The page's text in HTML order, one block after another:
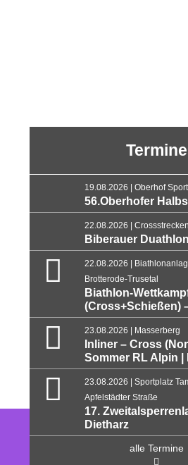
Termine
19.08.2026 | Oberhof
56.Oberhofer
22.08.2026 |
Biberauer Duathlon
22.08.2026 |
Brotterode-Trusetal
Biathlon-
(Cross+Schießen)
23.08.2026 | Masserberg
Inliner – Cross
Sommer RL Alpin |
23.08.2026 | Sportplatz
Apfelstädter Straße
17.
Dietharz
alle Termine